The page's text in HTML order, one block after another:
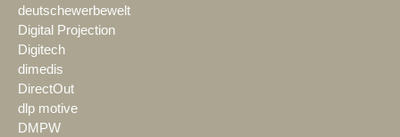
deutschewerbewelt
Digital Projection
Digitech
dimedis
DirectOut
dlp motive
DMPW